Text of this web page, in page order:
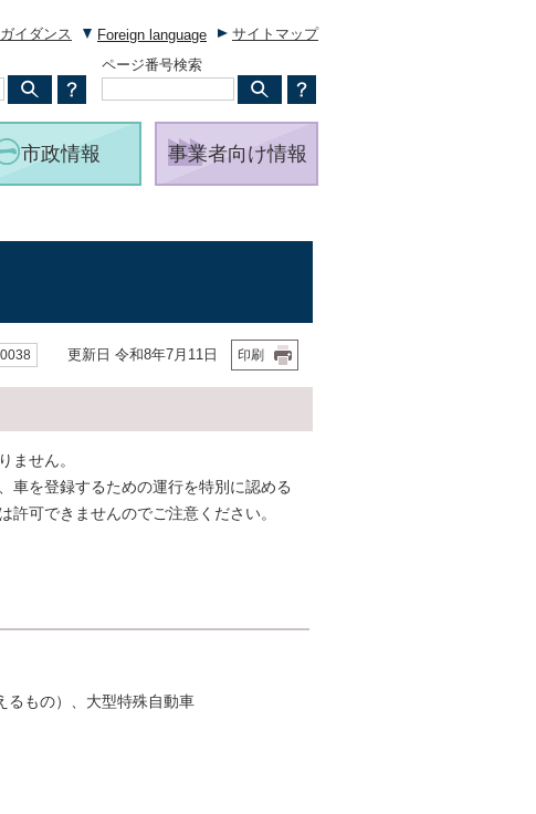
イダンス Foreign language
サイトマップ
ページ番号検索
市政情報 事業者向け情報
更新日 令和8年7月11日 印刷
ません。
車を登録するための運行を特別に認める
可できませんのでご注意ください。
るもの）、大型特殊自動車